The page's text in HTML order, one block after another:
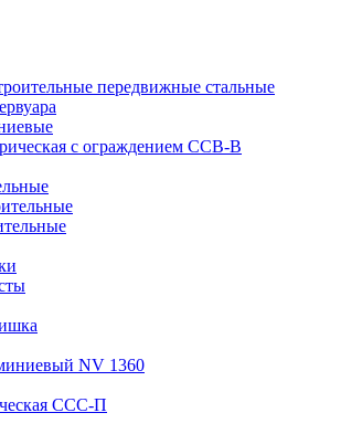
передвижные стальные
с ограждением ССВ-В
NV 1360
ССС-П